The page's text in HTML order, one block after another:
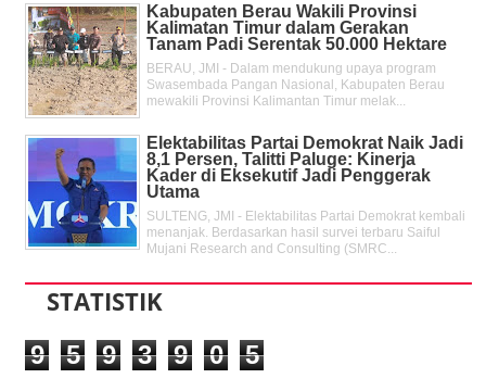
Kabupaten Berau Wakili Provinsi
Kalimatan Timur dalam Gerakan
Tanam Padi Serentak 50.000 Hektare
BERAU, JMI - Dalam mendukung upaya program
Swasembada Pangan Nasional, Kabupaten Berau
mewakili Provinsi Kalimantan Timur melak...
Elektabilitas Partai Demokrat Naik Jadi
8,1 Persen, Talitti Paluge: Kinerja
Kader di Eksekutif Jadi Penggerak
Utama
SULTENG, JMI - Elektabilitas Partai Demokrat kembali
menanjak. Berdasarkan hasil survei terbaru Saiful
Mujani Research and Consulting (SMRC...
STATISTIK
9 5 9 3 9 0 5